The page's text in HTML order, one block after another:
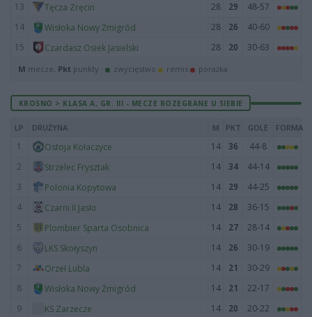
13
Tęcza Zręcin 28 29
48-57
14
Wisłoka Nowy Żmigród 28 26
40-60
15
Czardasz Osiek Jasielski 28 20 30-63
M mecze, Pkt punkty · zwycięstwo remis porażka
KROSNO > KLASA A, GR. III - MECZE ROZEGRANE U SIEBIE
LP DRUŻYNA M PKT GOLE FORMA
1 Ostoja Kołaczyce 14 36
44-8
2
Strzelec Frysztak 14 34
44-14
3
Polonia Kopytowa 14 29
44-25
4
Czarni II Jasło 14 28
36-15
5
Plombier Sparta Osobnica 14 27
28-14
6
LKS Skołyszyn 14 26
30-19
7
Orzeł Lubla 14 21
30-29
8
Wisłoka Nowy Żmigród 14 21
22-17
9
KS Zarzecze 14 20 20-22